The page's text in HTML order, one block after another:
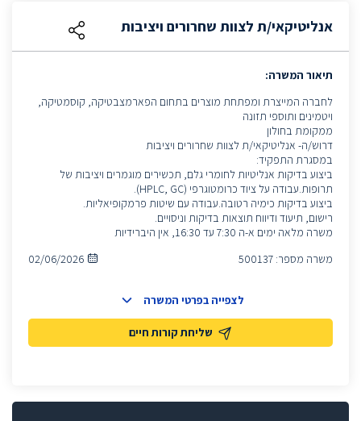
אנליטיקאי/ת לצוות שחרורים ויציבות
תיאור המשרה:
לחברה המייצרת ומפתחת מוצרים בתחום הפארמצבטיקה, קוסמטיקה,
ויטמינים ותוספי תזונה
ממקומת בחולון
דרוש/ה- אנליטיקאי/ת לצוות שחרורים ויציבות
במסגרת התפקיד:
ביצוע בדיקות אנליטיות לחומרי גלם, תכשירים מוגמרים ויציבות של
תרופות.עבודה על ציוד כרומטוגרפי (HPLC, GC).
ביצוע בדיקות כימיה רטובה.עבודה עם שיטות פרמקופיאליות.
רישום, תיעוד ודיווח תוצאות בדיקות וניסויים.
משרה מלאה ימים א-ה 7:30 עד 16:30, אין היברידיות
משרה מספר: 500137
02/06/2026
שליחת קורות חיים
לצפייה בפרטי המשרה